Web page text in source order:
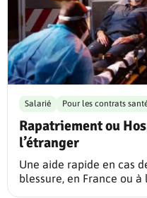
Rapatriement ou
l’étranger
Salarié Pour les contrats
Une aide rapide en cas
blessure, en France ou à